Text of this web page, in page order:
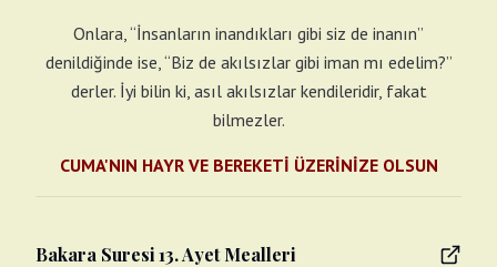
Onlara, “İnsanların inandıkları gibi siz de inanın”
denildiğinde ise, “Biz de akılsızlar gibi iman mı edelim?”
derler. İyi bilin ki, asıl akılsızlar kendileridir, fakat
bilmezler.
CUMA'NIN HAYR VE BEREKETİ ÜZERİNİZE OLSUN
Bakara Suresi 13. Ayet Mealleri